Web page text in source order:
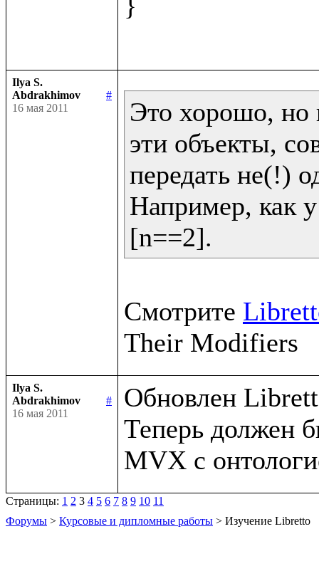
Ilya S.
Abdrakhimov
#
16 мая 2011
Это хорошо, но
эти объекты,
передать не(!)
Например, как
[n==2].
Смотрите
Ilya S.
Abdrakhimov
#
16 мая 2011
Обновлен
Теперь должен
Страницы: 1 2 3 4 5 6 7 8 9 10 11
Форумы > Курсовые и дипломные работы > Изучение Libretto